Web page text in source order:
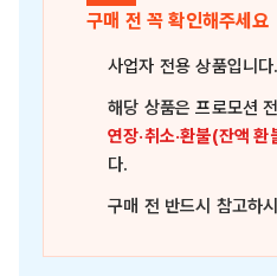
구매 전 꼭 확인해주세요
사업자 전용 상품입니다.
해당 상품은프로모션
연장·취소·환불(잔액
다.
구매 전 반드시 참고하